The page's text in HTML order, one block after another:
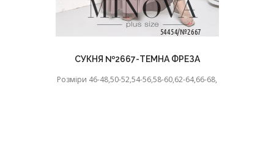
СУКНЯ №2667-ТЕМНА ФРЕЗА
Розміри 46-48,50-52,54-56,58-60,62-64,66-68,